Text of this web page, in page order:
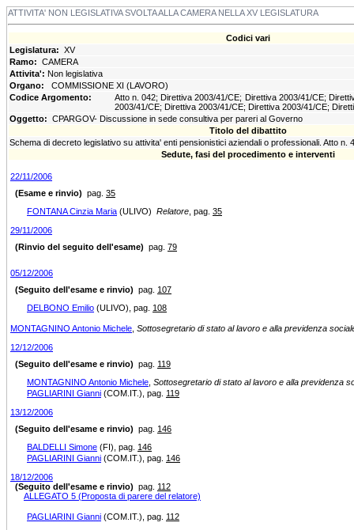
ATTIVITA' NON LEGISLATIVA SVOLTA ALLA CAMERA NELLA XV LEGISLATURA
Codici vari
Legislatura: XV
Ramo: CAMERA
Attivita': Non legislativa
Organo:
COMMISSIONE XI (LAVORO)
Codice Argomento:
Atto n. 042; Direttiva 2003/41/CE; Direttiva 2003/41/CE;
2003/41/CE; Direttiva 2003/41/CE; Direttiva 2003/41/CE;
Oggetto: CPARGOV- Discussione in sede consultiva per pareri al Governo
Titolo del dibattito
Schema di decreto legislativo su attivita' enti pensionistici aziendali o professionali. Atto n.
Sedute, fasi del procedimento e interventi
22/11/2006
(Esame e rinvio) pag. 35
FONTANA Cinzia Maria (ULIVO) Relatore , pag. 35
29/11/2006
(Rinvio del seguito dell'esame) pag. 79
05/12/2006
(Seguito dell'esame e rinvio) pag. 107
DELBONO Emilio (ULIVO) , pag. 108
MONTAGNINO Antonio Michele Sottosegretario di stato al lavoro e alla previdenza
12/12/2006
(Seguito dell'esame e rinvio) pag. 119
MONTAGNINO Antonio Michele Sottosegretario di stato al lavoro e alla previdenza
PAGLIARINI Gianni (COM.IT.) , pag. 119
13/12/2006
(Seguito dell'esame e rinvio) pag. 146
BALDELLI Simone (FI) , pag. 146
PAGLIARINI Gianni (COM.IT.) , pag. 146
18/12/2006
(Seguito dell'esame e rinvio) pag. 112
ALLEGATO 5 (Proposta di parere del relatore)
PAGLIARINI Gianni (COM.IT.) , pag. 112